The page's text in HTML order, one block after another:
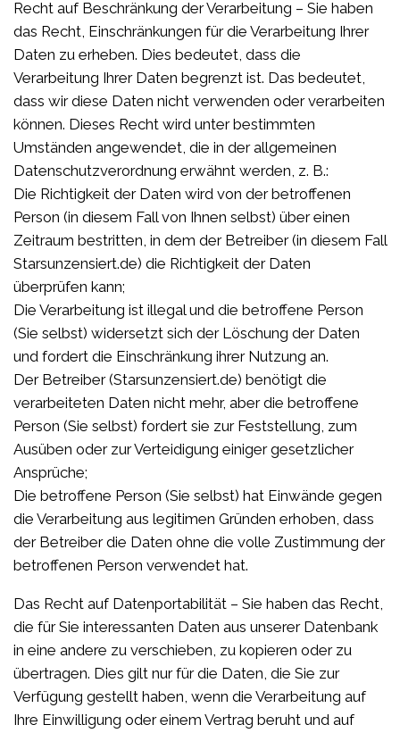
Recht auf Beschränkung der Verarbeitung – Sie haben
das Recht, Einschränkungen für die Verarbeitung Ihrer
Daten zu erheben. Dies bedeutet, dass die
Verarbeitung Ihrer Daten begrenzt ist. Das bedeutet,
dass wir diese Daten nicht verwenden oder verarbeiten
können. Dieses Recht wird unter bestimmten
Umständen angewendet, die in der allgemeinen
Datenschutzverordnung erwähnt werden, z. B.:
Die Richtigkeit der Daten wird von der betroffenen
Person (in diesem Fall von Ihnen selbst) über einen
Zeitraum bestritten, in dem der Betreiber (in diesem Fall
Starsunzensiert.de) die Richtigkeit der Daten
überprüfen kann;
Die Verarbeitung ist illegal und die betroffene Person
(Sie selbst) widersetzt sich der Löschung der Daten
und fordert die Einschränkung ihrer Nutzung an.
Der Betreiber (Starsunzensiert.de) benötigt die
verarbeiteten Daten nicht mehr, aber die betroffene
Person (Sie selbst) fordert sie zur Feststellung, zum
Ausüben oder zur Verteidigung einiger gesetzlicher
Ansprüche;
Die betroffene Person (Sie selbst) hat Einwände gegen
die Verarbeitung aus legitimen Gründen erhoben, dass
der Betreiber die Daten ohne die volle Zustimmung der
betroffenen Person verwendet hat.
Das Recht auf Datenportabilität – Sie haben das Recht,
die für Sie interessanten Daten aus unserer Datenbank
in eine andere zu verschieben, zu kopieren oder zu
übertragen. Dies gilt nur für die Daten, die Sie zur
Verfügung gestellt haben, wenn die Verarbeitung auf
Ihre Einwilligung oder einem Vertrag beruht und auf